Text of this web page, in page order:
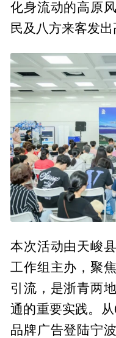
化身流动的高原
民及八方来客发出
本次活动由天峻
工作组主办，聚
引流，是浙青两
通的重要实践。
品牌广告登陆宁